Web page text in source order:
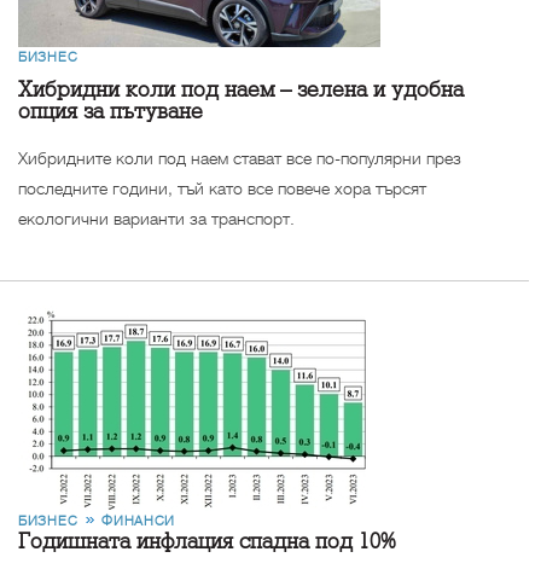
БИЗНЕС
Хибридни коли под наем – зелена и удобна
опция за пътуване
Хибридните коли под наем стават все по-популярни през
последните години, тъй като все повече хора търсят
екологични варианти за транспорт.
БИЗНЕС ФИНАНСИ
Годишната инфлация спадна под 10%